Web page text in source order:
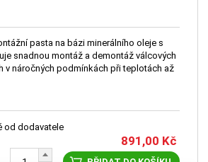
pasta na bázi minerálního oleje s
snadnou montáž a demontáž válcových
v náročných podmínkách při teplotách až
od dodavatele
891,00 Kč